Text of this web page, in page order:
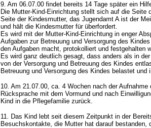
9. Am 06.07.00 findet bereits 14 Tage später ein
Die Mutter-Kind-Einrichtung stellt sich auf die
Seite der Kindesmutter, das Jugendamt A ist der
und hält die Kindesmutter für überfordert.
Es wird mit der Mutter-Kind-Einrichtung in enger
Aufgaben zur Betreuung und Versorgung des
den Aufgaben macht, protokolliert und festgehalten
Es wird ganz deutlich gesagt, dass anders als in
von der Versorgung und Betreuung des Kindes
Betreuung und Versorgung des Kindes belastet und
10. Am 21.07.00, ca. 4 Wochen nach der
Rücksprache mit dem Vormund und nach
Kind in die Pflegefamilie zurück.
11. Das Kind lebt seit diesem Zeitpunkt in der
Besuchskontakte, die Mutter hat darauf